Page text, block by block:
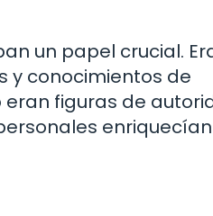
un papel crucial.
y conocimientos de
figuras de